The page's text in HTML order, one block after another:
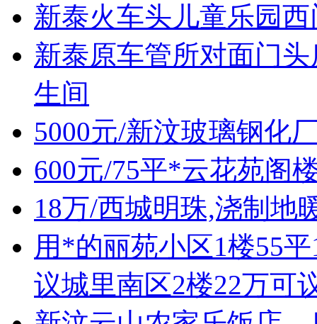
新泰火车头儿童乐园
新泰原车管所对面门
生间
5000元/新汶玻璃钢化
600元/75平*云花苑阁
18万/西城明珠,浇制地
用*的丽苑小区1楼55
议城里南区2楼22万可